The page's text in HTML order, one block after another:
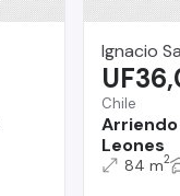
Ignacio
Chile
Leones
84 m2